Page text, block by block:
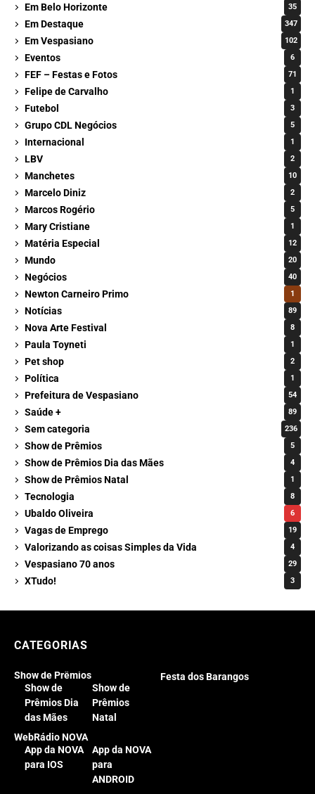
Em Belo Horizonte 35
Em Destaque 347
Em Vespasiano 102
Eventos 6
FEF – Festas e Fotos 71
Felipe de Carvalho 1
Futebol 3
Grupo CDL Negócios 5
Internacional 1
LBV 2
Manchetes 10
Marcelo Diniz 2
Marcos Rogério 5
Mary Cristiane 1
Matéria Especial 12
Mundo 20
Negócios 40
Newton Carneiro Primo 1
Notícias 89
Nova Arte Festival 8
Paula Toyneti 1
Pet shop 2
Política 1
Prefeitura de Vespasiano 54
Saúde + 89
Sem categoria 236
Show de Prêmios 5
Show de Prêmios Dia das Mães 4
Show de Prêmios Natal 1
Tecnologia 8
Ubaldo Oliveira 6
Vagas de Emprego 19
Valorizando as coisas Simples da Vida 4
Vespasiano 70 anos 29
XTudo! 3
CATEGORIAS
Show de Prêmios
Show de
Prêmios Dia
das Mães
Show de
Prêmios
Natal
Festa dos Barangos
WebRádio NOVA
App da NOVA
para IOS
App da NOVA
para
ANDROID